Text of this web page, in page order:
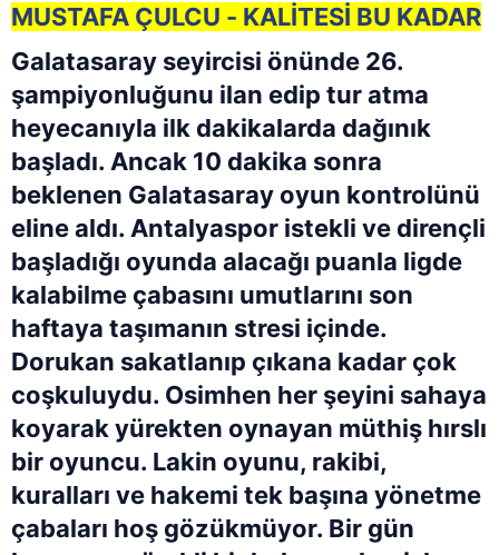
MUSTAFA ÇULCU - KALİTESİ BU KADAR
Galatasaray seyircisi önünde 26.
şampiyonluğunu ilan edip tur atma
heyecanıyla ilk dakikalarda dağınık
başladı. Ancak 10 dakika sonra
beklenen Galatasaray oyun kontrolünü
eline aldı. Antalyaspor istekli ve dirençli
başladığı oyunda alacağı puanla ligde
kalabilme çabasını umutlarını son
haftaya taşımanın stresi içinde.
Dorukan sakatlanıp çıkana kadar çok
coşkuluydu. Osimhen her şeyini sahaya
koyarak yürekten oynayan müthiş hırslı
bir oyuncu. Lakin oyunu, rakibi,
kuralları ve hakemi tek başına yönetme
çabaları hoş gözükmüyor. Bir gün